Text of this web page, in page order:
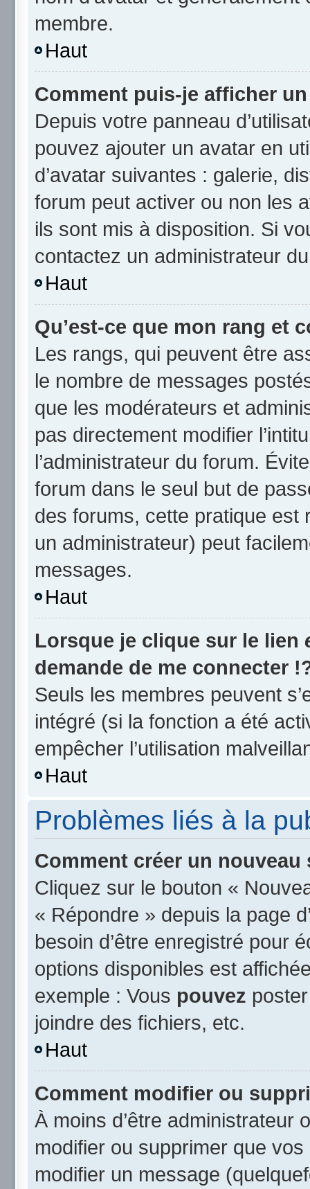
membre.
Haut
Comment puis-je afficher
Depuis votre panneau
pouvez ajouter un avatar en
d’avatar suivantes : galerie,
forum peut activer ou non les
ils sont mis à disposition. Si
contactez un administrateur
Haut
Qu’est-ce que mon rang et
Les rangs, qui peuvent être
le nombre de messages
que les modérateurs et
pas directement modifier
l’administrateur du forum.
forum dans le seul but de
des forums, cette pratique est
un administrateur) peut
messages.
Haut
Lorsque je clique sur le lien
demande de me connecter
Seuls les membres peuvent
intégré (si la fonction a été
empêcher l’utilisation
Haut
Problèmes liés à la
Comment créer un
Cliquez sur le bouton «
« Répondre » depuis la page
besoin d’être enregistré pour
options disponibles est
exemple : Vous pouvez
joindre des fichiers, etc.
Haut
Comment modifier ou
À moins d’être administrateur
modifier ou supprimer que
modifier un message